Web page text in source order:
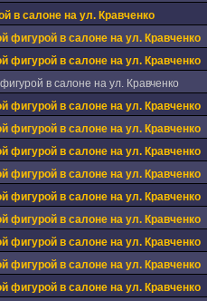
в салоне на ул. Кравченко
фигурой в салоне на ул. Кравченко
фигурой в салоне на ул. Кравченко
в салоне на ул. Кравченко
фигурой в салоне на ул. Кравченко
фигурой в салоне на ул. Кравченко
фигурой в салоне на ул. Кравченко
фигурой в салоне на ул. Кравченко
фигурой в салоне на ул. Кравченко
фигурой в салоне на ул. Кравченко
фигурой в салоне на ул. Кравченко
фигурой в салоне на ул. Кравченко
фигурой в салоне на ул. Кравченко